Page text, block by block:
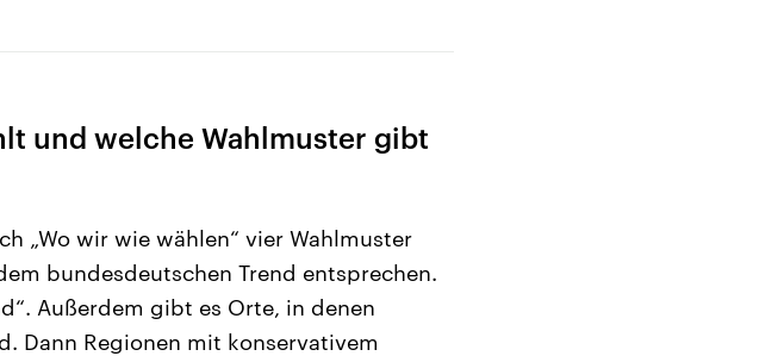
und welche Wahlmuster gibt
„Wo wir wie wählen“ vier Wahlmuster
bundesdeutschen Trend entsprechen.
Außerdem gibt es Orte, in denen
Dann Regionen mit konservativem